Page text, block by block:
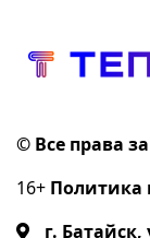
© Все права
16+ Политика
г.